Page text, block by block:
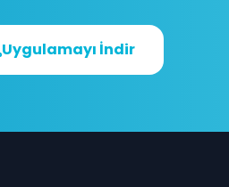
Uygulamayı İndir